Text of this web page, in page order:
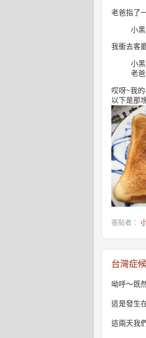
老爸指了
小
我衝去客
小
老
哎呀~我
以下是那
張貼者：
台灣症
呦呼～既
這是發生
這兩天我